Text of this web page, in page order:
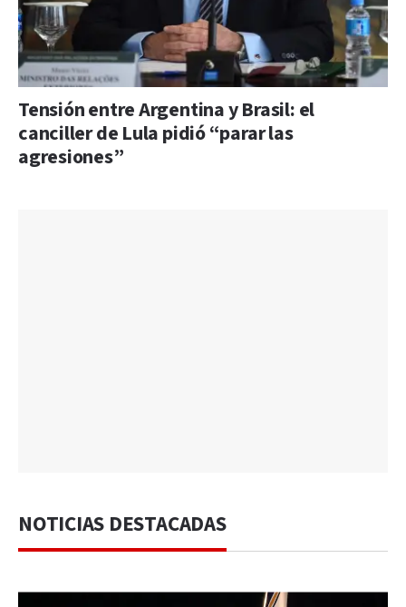
Tensión entre Argentina y Brasil: el
canciller de Lula pidió “parar las
agresiones”
NOTICIAS DESTACADAS